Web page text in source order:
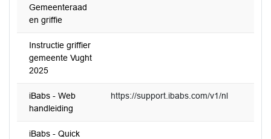
Gemeenteraad
en griffie
Instructie griffier
gemeente Vught
2025
iBabs - Web
handleiding
https://support.ibabs.com/v1/nl
iBabs - Quick